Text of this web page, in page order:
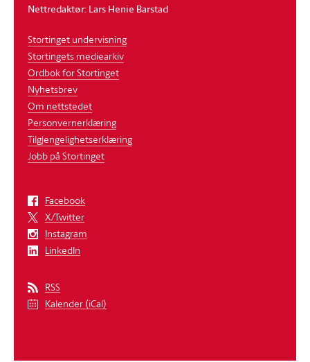
Nettredaktør: Lars Henie Barstad
Stortinget undervisning
Stortingets mediearkiv
Ordbok for Stortinget
Nyhetsbrev
Om nettstedet
Personvernerklæring
Tilgjengelighetserklæring
Jobb på Stortinget
Facebook
X/Twitter
Instagram
LinkedIn
RSS
Kalender (iCal)